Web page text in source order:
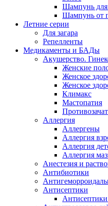
Шампунь для
Шампунь от
Летние серии
Для загара
Репелленты
Медикаменты и БАДы
Акушерство.
Женские
Женское
Женское
Климакс
Мастопатия
Аллергия
Аллергены
Аллергия
Аллергия
Аллергия
Анестезия и
Антибиотики
Антисептики